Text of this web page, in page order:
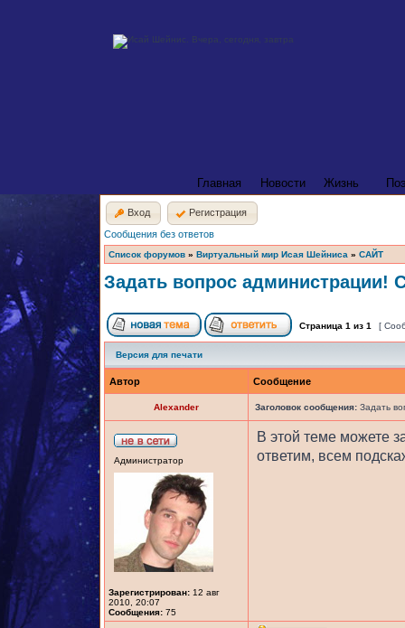
Главная Новости Жизнь
Вход
Регистрация
Сообщения без ответов
Список форумов » Виртуальный мир Исая Шейниса » САЙТ
Задать вопрос администрации!
Страница 1 из 1 [
Версия для печати
Автор Сообщение
Alexander Заголовок сообщения: Задать
Администратор
Зарегистрирован: 12 авг
2010, 20:07
Сообщения: 75
В этой теме можете
ответим, всем